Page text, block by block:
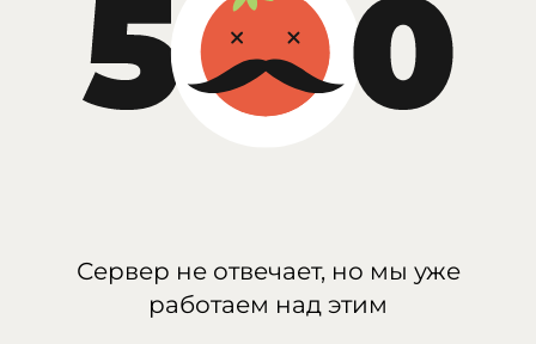
Сервер не отвечает, но мы уже
работаем над этим